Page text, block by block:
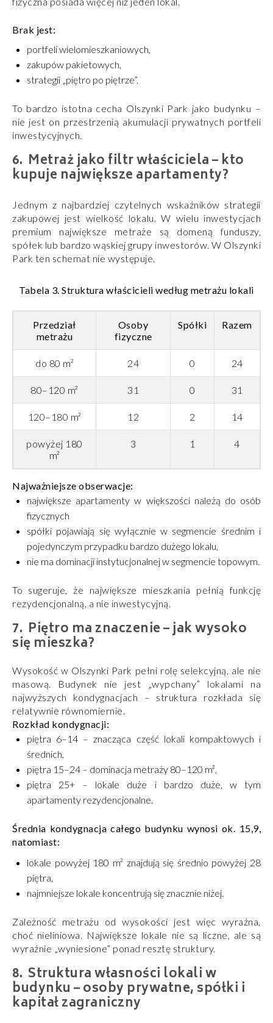
Brak jest:
portfeli wielomieszkaniowych,
zakupów pakietowych,
strategii „piętro po piętrze”.
To bardzo istotna cecha Olszynki Park jako budynku –
nie jest on przestrzenią akumulacji prywatnych portfeli
inwestycyjnych.
Metraż jako filtr właściciela – kto
kupuje największe apartamenty?
Jednym z najbardziej czytelnych wskaźników strategii
zakupowej jest wielkość lokalu. W wielu inwestycjach
premium największe metraże są domeną funduszy,
spółek lub bardzo wąskiej grupy inwestorów. W Olszynki
Park ten schemat nie występuje.
Tabela 3. Struktura właścicieli według metrażu lokali
Przedział
metrażu
Osoby
fizyczne
Spółki Razem
do 80 m² 24 0 24
80–120 m² 31 0 31
120–180 m² 12 2 14
powyżej 180
m²
3 1 4
Najważniejsze obserwacje:
największe apartamenty w większości należą do osób
fizycznych
spółki pojawiają się wyłącznie w segmencie średnim i
pojedynczym przypadku bardzo dużego lokalu,
nie ma dominacji instytucjonalnej w segmencie topowym.
To sugeruje, że największe mieszkania pełnią funkcję
rezydencjonalną, a nie inwestycyjną.
Piętro ma znaczenie – jak wysoko
się mieszka?
Wysokość w Olszynki Park pełni rolę selekcyjną, ale nie
masową. Budynek nie jest „wypchany” lokalami na
najwyższych kondygnacjach – struktura rozkłada się
relatywnie równomiernie.
Rozkład kondygnacji:
piętra 6–14 – znacząca część lokali kompaktowych i
średnich,
piętra 15–24 – dominacja metraży 80–120 m²,
piętra 25+ – lokale duże i bardzo duże, w tym
apartamenty rezydencjonalne.
Średnia kondygnacja całego budynku wynosi ok. 15,9,
natomiast:
lokale powyżej 180 m² znajdują się średnio powyżej 28
piętra,
najmniejsze lokale koncentrują się znacznie niżej.
Zależność metrażu od wysokości jest więc wyraźna,
choć nieliniowa. Największe lokale nie są liczne, ale są
wyraźnie „wyniesione” ponad resztę struktury.
Struktura własności lokali w
budynku – osoby prywatne, spółki i
kapitał zagraniczny